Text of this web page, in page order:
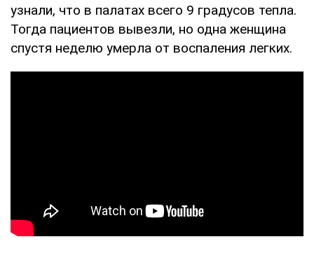
узнали, что в палатах всего 9 градусов тепла.
Тогда пациентов вывезли, но одна женщина
спустя неделю умерла от воспаления легких.